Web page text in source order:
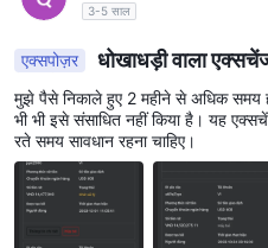
3-5 साल
एक्सपोज़र
धोखाधड़ी वाला
देता है
मुझे पैसे निकाले हुए 2 महीने से अधिक
भी भी इसे संसाधित नहीं किया है। यह
रते समय सावधान रहना चाहिए।